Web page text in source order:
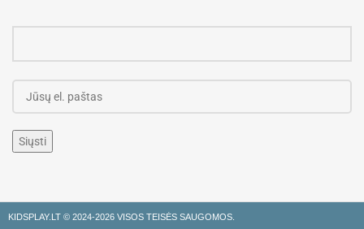
KIDSPLAY.LT © 2024-2026 VISOS TEISĖS SAUGOMOS.